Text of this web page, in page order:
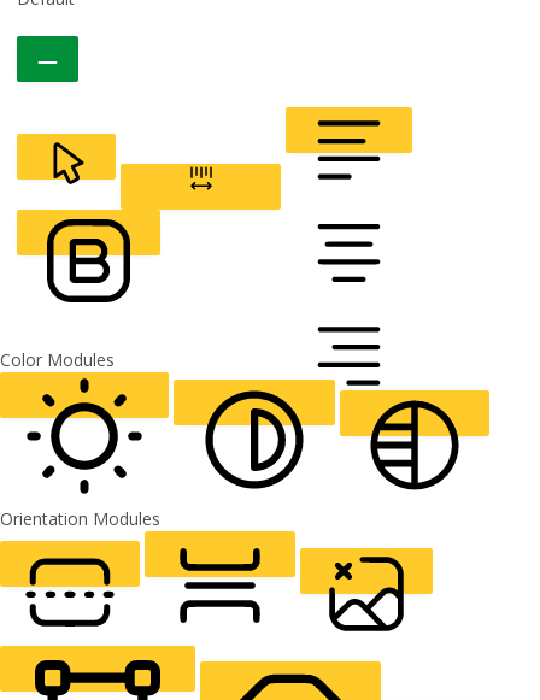
CURSOR
ALIGN TEXT
FONT WEIGHT
Color Modules
LIGHT CONTRAST HIGH CONTRAST
Orientation Modules
READING LINE READING MASK HIDE IMAGES